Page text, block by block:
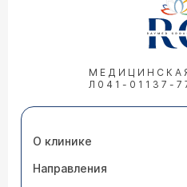
Л041-01137-
О клинике
Направления